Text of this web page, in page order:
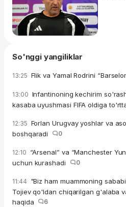
So'nggi yangiliklar
13:25 Flik va Yamal Rodrini
13:00 Infantinoning kechirim
kasaba uyushmasi FIFA oldiga
12:35 Forlan Urugvay yoshlar va
boshqaradi
0
12:10 “Arsenal” va “Manchester
uchun kurashadi
0
11:44 "Biz ham muammoning
Tojiev qo'ldan chiqarilgan g'alaba
haqida
6